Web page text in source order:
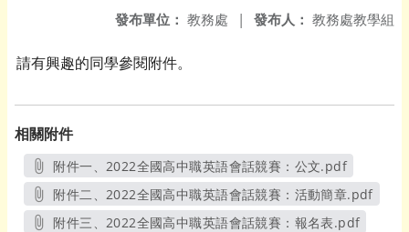
發布人： 教務處教學組
發布單位： 教務處 |
請有興趣的同學參閱附件。
相關附件
附件一、2022全國高中職英語會話競賽：公文.pdf
另開新視窗
附件二、2022全國高中職英語會話競賽：活動簡章.pdf
另開新視窗
附件三、2022全國高中職英語會話競賽：報名表.pdf